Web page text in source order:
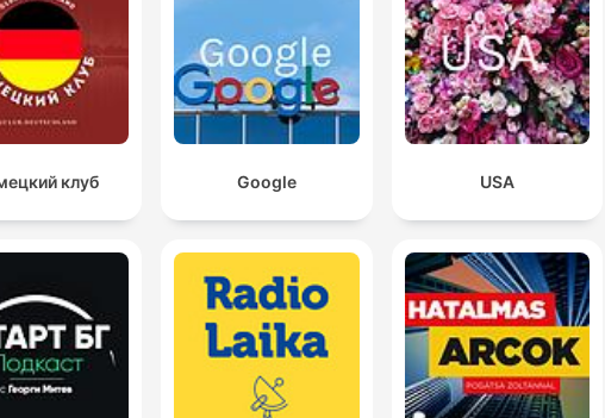
клуб Google USA